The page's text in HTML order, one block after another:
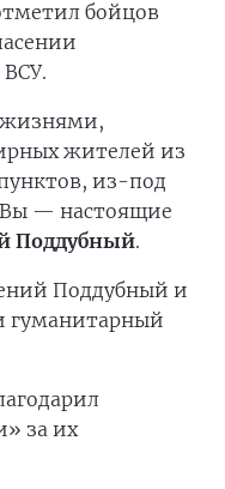
бойцов
жизнями,
жителей из
из-под
Вы — настоящие
Поддубный.
Поддубный и
гуманитарный
за их